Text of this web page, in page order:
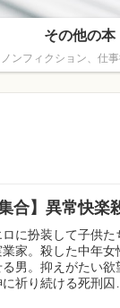
その他の本
合】異常快楽
に扮装して子供
家。殺した中年女
男。抑えがたい
祈り続ける死刑囚